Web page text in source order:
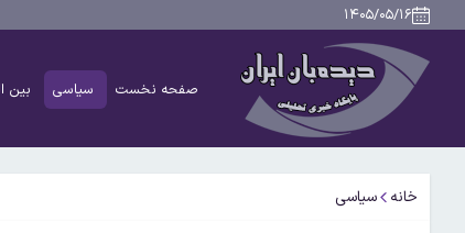
۱۴۰۵/۰۵/۱۶
صفحه نخست سیاسی بین
خانه سیاسی